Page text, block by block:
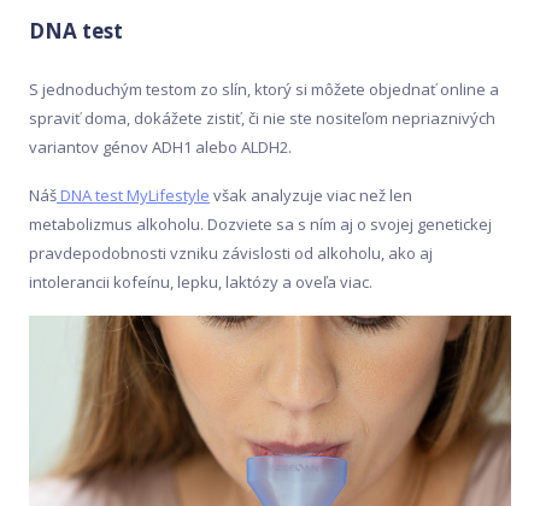
DNA test
S jednoduchým testom zo slín, ktorý si môžete objednať online a
spraviť doma, dokážete zistiť, či nie ste nositeľom nepriaznivých
variantov génov ADH1 alebo ALDH2.
Náš DNA test MyLifestyle však analyzuje viac než len
metabolizmus alkoholu. Dozviete sa s ním aj o svojej genetickej
pravdepodobnosti vzniku závislosti od alkoholu, ako aj
intolerancii kofeínu, lepku, laktózy a oveľa viac.